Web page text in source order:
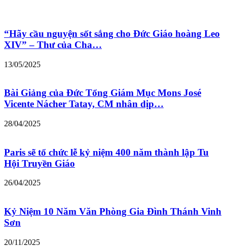
“Hãy cầu nguyện sốt sắng cho Đức Giáo hoàng Leo
XIV” – Thư của Cha…
13/05/2025
Bài Giảng của Đức Tổng Giám Mục Mons José
Vicente Nácher Tatay, CM nhân dịp…
28/04/2025
Paris sẽ tổ chức lễ kỷ niệm 400 năm thành lập Tu
Hội Truyền Giáo
26/04/2025
Kỷ Niệm 10 Năm Văn Phòng Gia Đình Thánh Vinh
Sơn
20/11/2025